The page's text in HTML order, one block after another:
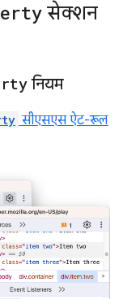
सेक्शन
नियम
सीएसएस ऐट-रूल